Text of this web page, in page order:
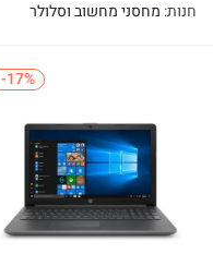
חנות: מחסני מחשוב וסלולר
-17%